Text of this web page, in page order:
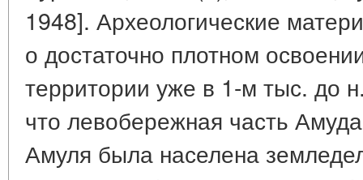
1948]. Археологические
о достаточно плотном
территории уже в 1-м тыс. до
что левобережная часть
Амуля была населена